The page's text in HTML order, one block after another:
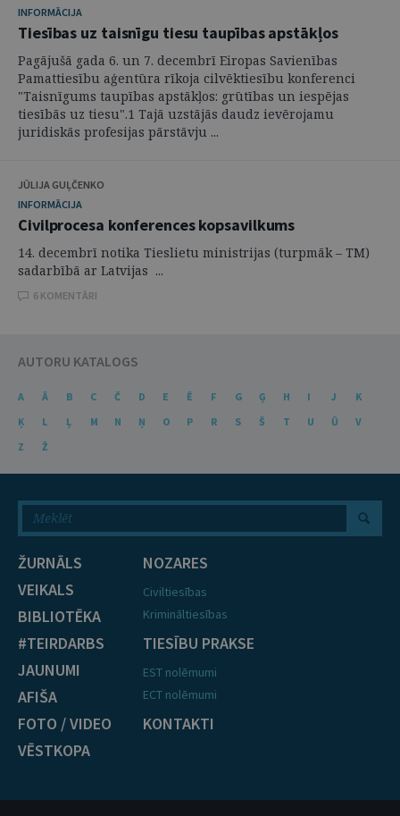
INFORMĀCIJA
Tiesības uz taisnīgu tiesu taupības apstākļos
Pagājušā gada 6. un 7. decembrī Eiropas Savienības
Pamattiesību aģentūra rīkoja cilvēktiesību konferenci
"Taisnīgums taupības apstākļos: grūtības un iespējas
tiesībās uz tiesu".1 Tajā uzstājās daudz ievērojamu
juridiskās profesijas pārstāvju ...
JŪLIJA GUĻČENKO
INFORMĀCIJA
Civilprocesa konferences kopsavilkums
14. decembrī notika Tieslietu ministrijas (turpmāk – TM)
sadarbībā ar Latvijas ...
6 KOMENTĀRI
AUTORU KATALOGS
A Ā B C Č D E Ē F G Ģ H I J
K
Ķ
L Ļ M N Ņ O P R S Š T U Ū
V
Z
Ž
ŽURNĀLS
VEIKALS
BIBLIOTĒKA
#TEIRDARBS
JAUNUMI
AFIŠA
FOTO / VIDEO
VĒSTKOPA
NOZARES
Civiltiesības
Krimināltiesības
TIESĪBU PRAKSE
EST nolēmumi
ECT nolēmumi
KONTAKTI